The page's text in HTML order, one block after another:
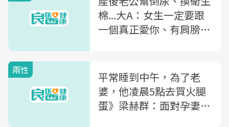
棉...大A：女生一定要跟
一個真正愛你、有肩膀的
兩性
平常睡到中午，為了老
婆，他凌晨5點去買火腿
蛋》梁赫群：面對孕妻要